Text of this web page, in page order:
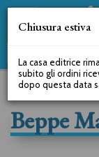
Beppe
Chiusura estiva
La casa editrice
subito gli ordini
dopo questa data